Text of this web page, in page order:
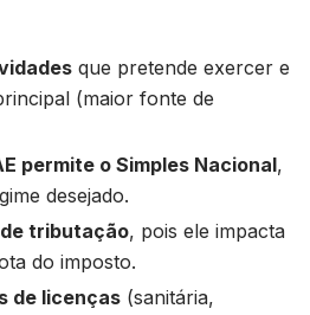
que pretende exercer e
(maior fonte de
permite o Simples Nacional,
desejado.
tributação, pois ele impacta
do imposto.
de licenças (sanitária,